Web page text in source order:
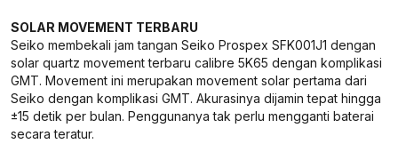
SOLAR MOVEMENT TERBARU
Seiko membekali jam tangan Seiko Prospex SFK001J1 dengan
solar quartz movement terbaru calibre 5K65 dengan komplikasi
GMT. Movement ini merupakan movement solar pertama dari
Seiko dengan komplikasi GMT. Akurasinya dijamin tepat hingga
±15 detik per bulan. Penggunanya tak perlu mengganti baterai
secara teratur.